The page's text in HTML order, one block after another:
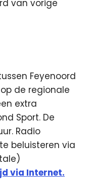
van vorige
Feyenoord
de regionale
extra
Sport. De
Radio
beluisteren via
via Internet.